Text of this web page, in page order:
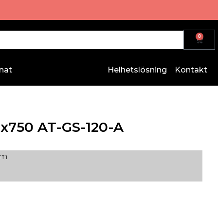
0
Helhetslösning Kontakt
AT-GS-120-A